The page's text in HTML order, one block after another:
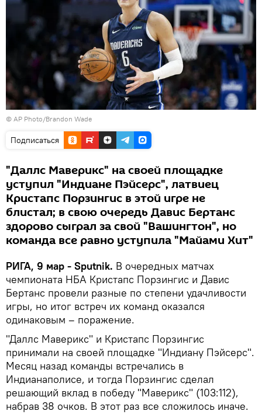
© AP Photo/Brandon Wade
Подписаться
"Даллс Маверикс" на своей площадке
уступил "Индиане Пэйсерс", латвиец
Кристапс Порзингис в этой игре не
блистал; в свою очередь Давис Бертанс
здорово сыграл за свой "Вашингтон", но
команда все равно уступила "Майами Хит"
РИГА, 9 мар - Sputnik. В очередных матчах
чемпионата НБА Кристапс Порзингис и Давис
Бертанс провели разные по степени удачливости
игры, но итог встреч их команд оказался
одинаковым – поражение.
"Даллс Маверикс" и Кристапс Порзингис
принимали на своей площадке "Индиану Пэйсерс".
Месяц назад команды встречались в
Индианаполисе, и тогда Порзингис сделал
решающий вклад в победу "Маверикс" (103:112),
набрав 38 очков. В этот раз все сложилось иначе.